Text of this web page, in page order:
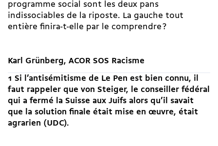
programme social sont les deux pans
indissociables de la riposte. La gauche tout
entière finira-t-elle par le comprendre ?
Karl Grünberg, ACOR SOS Racisme
1 Si l’antisémitisme de Le Pen est bien connu, il
faut rappeler que von Steiger, le conseiller fédéral
qui a fermé la Suisse aux Juifs alors qu’il savait
que la solution finale était mise en œuvre, était
agrarien (UDC).